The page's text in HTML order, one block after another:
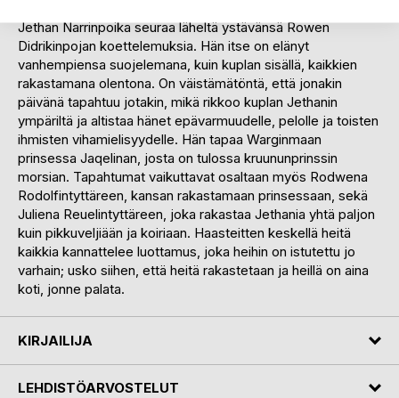
Jethan Narrinpoika seuraa läheltä ystävänsä Rowen
Didrikinpojan koettelemuksia. Hän itse on elänyt
vanhempiensa suojelemana, kuin kuplan sisällä, kaikkien
rakastamana olentona. On väistämätöntä, että jonakin
päivänä tapahtuu jotakin, mikä rikkoo kuplan Jethanin
ympäriltä ja altistaa hänet epävarmuudelle, pelolle ja toisten
ihmisten vihamielisyydelle. Hän tapaa Warginmaan
prinsessa Jaqelinan, josta on tulossa kruununprinssin
morsian. Tapahtumat vaikuttavat osaltaan myös Rodwena
Rodolfintyttäreen, kansan rakastamaan prinsessaan, sekä
Juliena Reuelintyttäreen, joka rakastaa Jethania yhtä paljon
kuin pikkuveljiään ja koiriaan. Haasteitten keskellä heitä
kaikkia kannattelee luottamus, joka heihin on istutettu jo
varhain; usko siihen, että heitä rakastetaan ja heillä on aina
koti, jonne palata.
KIRJAILIJA
LEHDISTÖARVOSTELUT